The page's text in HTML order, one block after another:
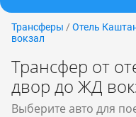
Трансферы / Отель
вокзал
Трансфер от
двор до ЖД
Выберите авто для